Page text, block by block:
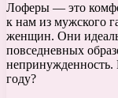
Лоферы — это
к нам из мужского
женщин. Они
повседневных
непринужденность.
году?